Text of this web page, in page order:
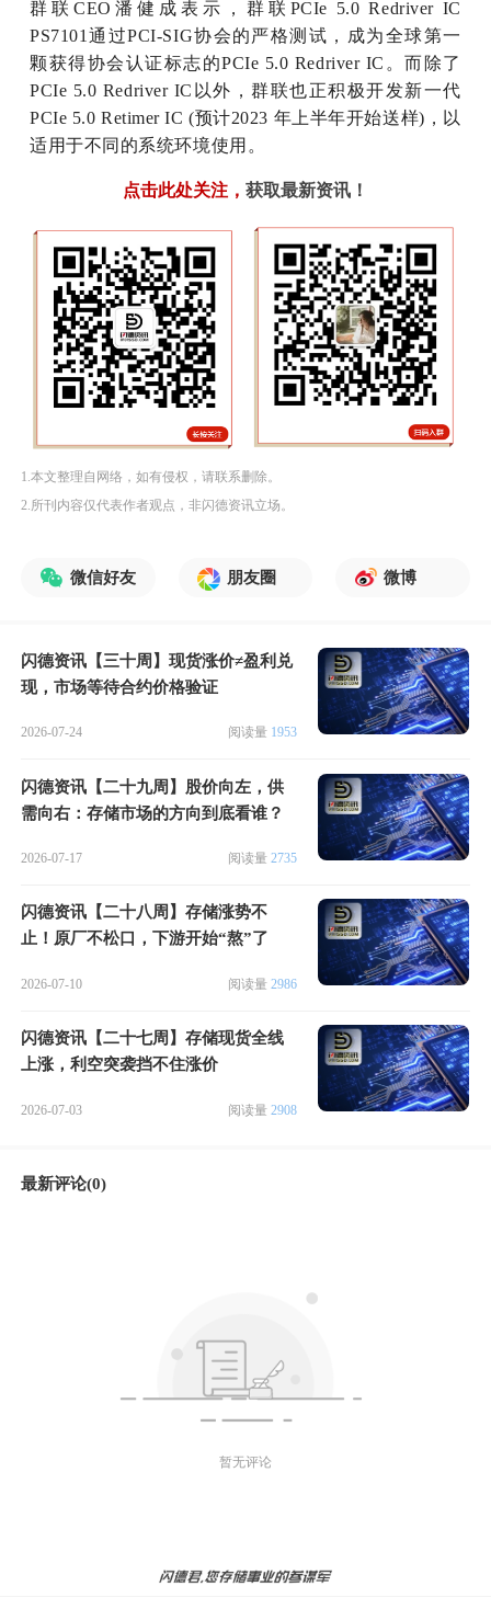
群联CEO潘健成表示，群联PCIe 5.0 Redriver IC
PS7101通过PCI-SIG协会的严格测试，成为全球第一
颗获得协会认证标志的PCIe 5.0 Redriver IC。而除了
PCIe 5.0 Redriver IC以外，群联也正积极开发新一代
PCIe 5.0 Retimer IC (预计2023 年上半年开始送样)，以
适用于不同的系统环境使用。
点击此处关注， 获取最新资讯！
1.本文整理自网络，如有侵权，请联系删除。
2.所刊内容仅代表作者观点，非闪德资讯立场。
微信好友 朋友圈 微博
闪德资讯【三十周】现货涨价≠盈利兑
现，市场等待合约价格验证
2026-07-24 阅读量 1953
闪德资讯【二十九周】股价向左，供
需向右：存储市场的方向到底看谁？
2026-07-17 阅读量 2735
闪德资讯【二十八周】存储涨势不
止！原厂不松口，下游开始“熬”了
2026-07-10 阅读量 2986
闪德资讯【二十七周】存储现货全线
上涨，利空突袭挡不住涨价
2026-07-03 阅读量 2908
最新评论(0)
暂无评论